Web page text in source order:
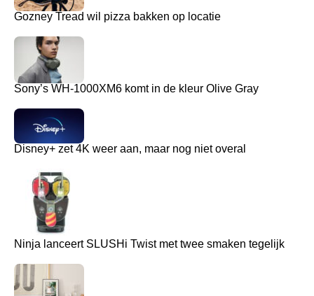
Gozney Tread wil pizza bakken op locatie
Sony’s WH-1000XM6 komt in de kleur Olive Gray
Disney+ zet 4K weer aan, maar nog niet overal
Ninja lanceert SLUSHi Twist met twee smaken tegelijk